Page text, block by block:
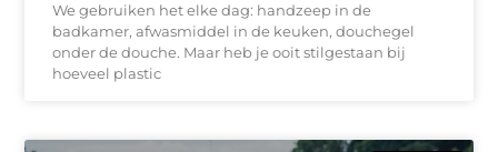
We gebruiken het elke dag: handzeep in de
badkamer, afwasmiddel in de keuken, douchegel
onder de douche. Maar heb je ooit stilgestaan bij
hoeveel plastic